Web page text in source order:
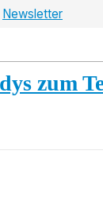
Newsletter
zum